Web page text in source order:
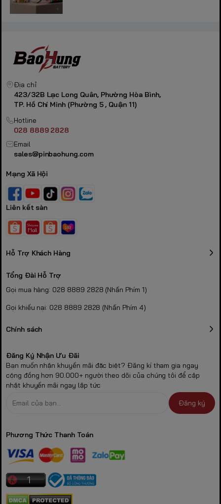
Địa chỉ
423/32B Lạc Long Quân, Phường Hòa Bình,
TP. Hồ Chí Minh (Phường 5 , Quận 11)
Hotline
028 8889 2828
Email
sales@pinbaohung.com
Mạng Xã Hội
Liên kết sàn
Hỗ Trợ Khách Hàng
Tổng Đài Hỗ Trợ
Gọi mua hàng: 028 8889 2828 (Nhấn Phím 1)
Gọi khiếu nại: 028 8889 2828 (Nhấn Phím 4)
Chính sách
Đăng Ký Nhận Ưu Đãi
Bạn muốn nhận khuyến mãi đặc biệt? Đăng kí tham gia ngay
cộng đồng hơn 90.000+ người theo dõi của chúng tôi để cập
nhật khuyến mãi ngay lập tức
Đăng ký
Phương Thức Thanh Toán